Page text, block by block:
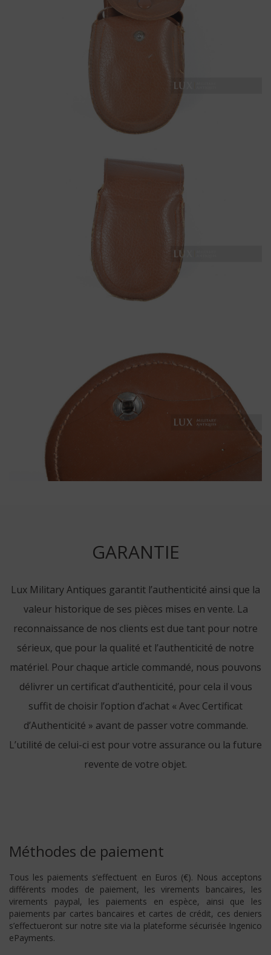
GARANTIE
Lux Military Antiques garantit l’authenticité ainsi que la
valeur historique de ses pièces mises en vente. La
reconnaissance de nos clients est due tant pour notre
sérieux, que pour la qualité et l’authenticité de notre
matériel. Pour chaque article commandé, nous pouvons
délivrer un certificat d’authenticité, pour cela il vous
suffit de choisir l’option d’achat « Avec Certificat
d’Authenticité » avant de passer votre commande.
L’utilité de celui-ci est pour votre assurance ou la future
revente de votre objet.
Méthodes de paiement
Tous les paiements s’effectuent en Euros (€). Nous acceptons
différents modes de paiement, les virements bancaires, les
virements paypal, les paiements en espèce, ainsi que les
paiements par cartes bancaires et cartes de crédit, ces deniers
s’effectueront sur notre site via la plateforme sécurisée Ingenico
ePayments.